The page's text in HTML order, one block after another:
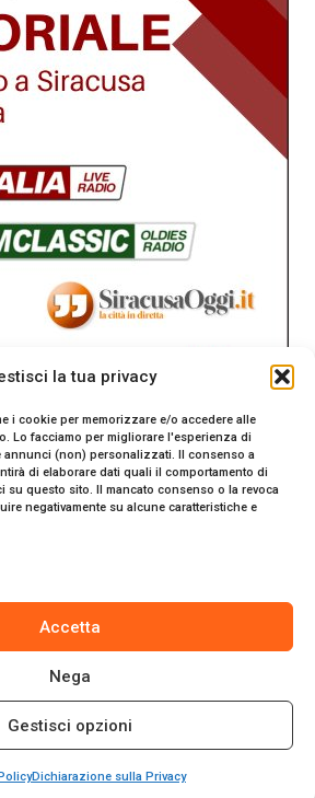
la tua privacy
i cookie per memorizzare e/o accedere alle
Lo facciamo per migliorare l'esperienza di
annunci (non) personalizzati. Il consenso a
di elaborare dati quali il comportamento di
su questo sito. Il mancato consenso o la revoca
negativamente su alcune caratteristiche e
Accetta
Nega
Gestisci opzioni
Dichiarazione sulla Privacy
Direttore responsabile Gianni Catania.
S.r.l. Tutti i diritti riservati. | Sito web
daWeb-Arte.it
Cookie Policy|Termini e Condizioni